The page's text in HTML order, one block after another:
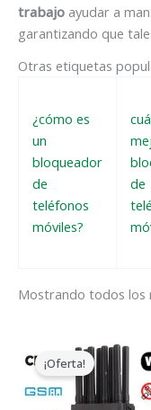
trabajo ayudar a
garantizando que
Otras etiquetas
¿cómo es
un
bloqueador
de
teléfonos
móviles?
de
Mostrando todos los
¡Oferta!
precio
original
era:
$599.00.
es: